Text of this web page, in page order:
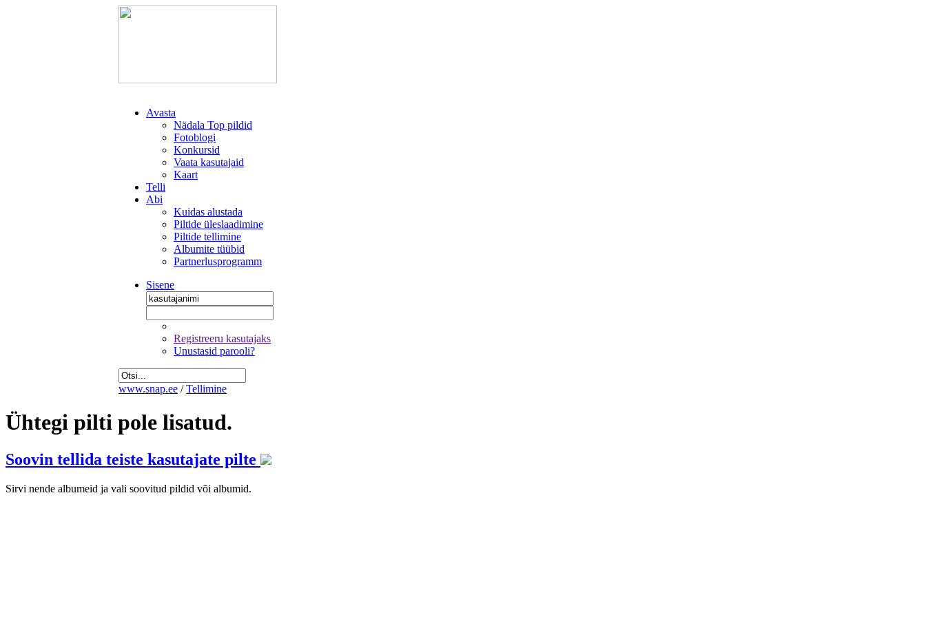
Avasta
Nädala Top pildid
Fotoblogi
Konkursid
Vaata kasutajaid
Kaart
Telli
Abi
Kuidas alustada
Piltide üleslaadimine
Piltide tellimine
Albumite tüübid
Partnerlusprogramm
Sisene
Registreeru kasutajaks
Unustasid parooli?
www.snap.ee / Tellimine
Ühtegi pilti pole lisatud.
Soovin tellida teiste kasutajate pilte
Sirvi nende albumeid ja vali soovitud pildid või albumid.